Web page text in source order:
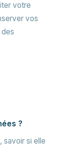
votre
vos
?
savoir si elle